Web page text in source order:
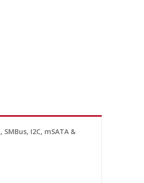
SMBus, I2C, mSATA &